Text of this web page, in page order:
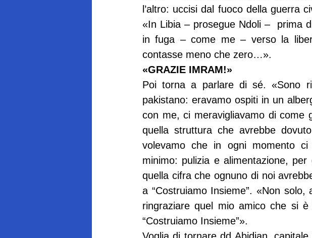
l’altro: uccisi dal fuoco della guerra
«In Libia – prosegue Ndoli –  prima
in fuga – come me – verso la
contasse meno che zero…».
«GRAZIE IMRAM!»
Poi torna a parlare di sé. «Sono
pakistano: eravamo ospiti in un
con me, ci meravigliavamo di come
quella struttura che avrebbe
volevamo che in ogni momento
minimo: pulizia e alimentazione,
quella cifra che ognuno di noi
a “Costruiamo Insieme”. «Non
ringraziare quel mio amico che si
“Costruiamo Insieme”».